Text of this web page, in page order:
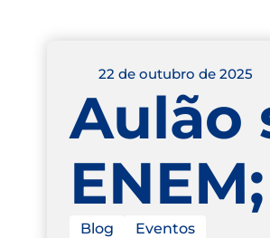
22 de outubro de 2025
Aulão
Blog Eventos